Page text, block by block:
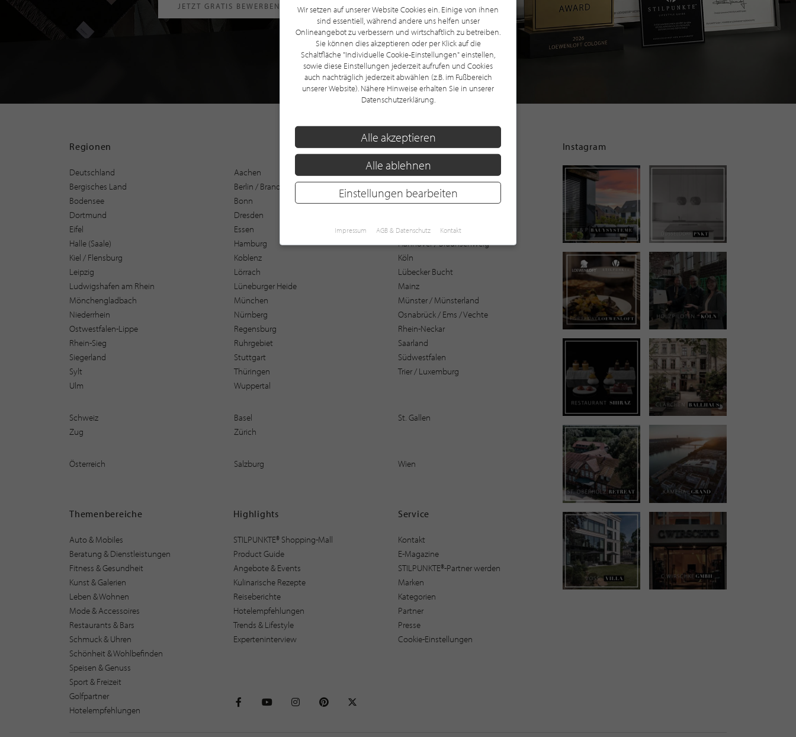
JETZT GRATIS BEWERBEN
Regionen
Deutschland Aachen
Augsburg
Bergisches Land
Berlin / Brandenburg
Bochum
Bodensee
Bonn
Bremen / Oldenburg
Dortmund
Dresden
Eifel
Essen
Frankfurt / Rhein-Main
Halle (Saale)
Hamburg
Hannover / Braunschweig
Kiel / Flensburg
Koblenz
Köln
Leipzig
Lörrach
Lübecker Bucht
Ludwigshafen am Rhein
Lüneburger Heide
Mainz
Mönchengladbach
München
Münster / Münsterland
Niederrhein
Nürnberg
Osnabrück / Ems / Vechte
Ostwestfalen-Lippe
Regensburg
Rhein-Neckar
Rhein-Sieg
Ruhrgebiet
Saarland
Siegerland
Stuttgart
Südwestfalen
Sylt
Thüringen
Trier / Luxemburg
Ulm
Wuppertal
Schweiz Basel
St. Gallen
Zug
Zürich
Österreich Salzburg Wien
Themenbereiche
Auto & Mobiles
Beratung & Dienstleistungen
Fitness & Gesundheit
Kunst & Galerien
Leben & Wohnen
Mode & Accessoires
Restaurants & Bars
Schmuck & Uhren
Schönheit & Wohlbefinden
Speisen & Genuss
Sport & Freizeit
Golfpartner
Hotelempfehlungen
Highlights
STILPUNKTE® Shopping-Mall
Product Guide
Angebote & Events
Kulinarische Rezepte
Reiseberichte
Hotelempfehlungen
Trends & Lifestyle
Experteninterview
Service
Kontakt
E-Magazine
STILPUNKTE®-Partner werden
Marken
Kategorien
Partner
Presse
Cookie-Einstellungen
Instagram
Wir setzen auf unserer Website Cookies ein. Einige von ihnen
sind essentiell, während andere uns helfen unser
Onlineangebot zu verbessern und wirtschaftlich zu betreiben.
Sie können dies akzeptieren oder per Klick auf die
Schaltfläche "Individuelle Cookie-Einstellungen" einstellen,
sowie diese Einstellungen jederzeit aufrufen und Cookies
auch nachträglich jederzeit abwählen (z.B. im Fußbereich
unserer Website). Nähere Hinweise erhalten Sie in unserer
Datenschutzerklärung.
Alle akzeptieren
Alle ablehnen
Einstellungen bearbeiten
Impressum AGB & Datenschutz Kontakt